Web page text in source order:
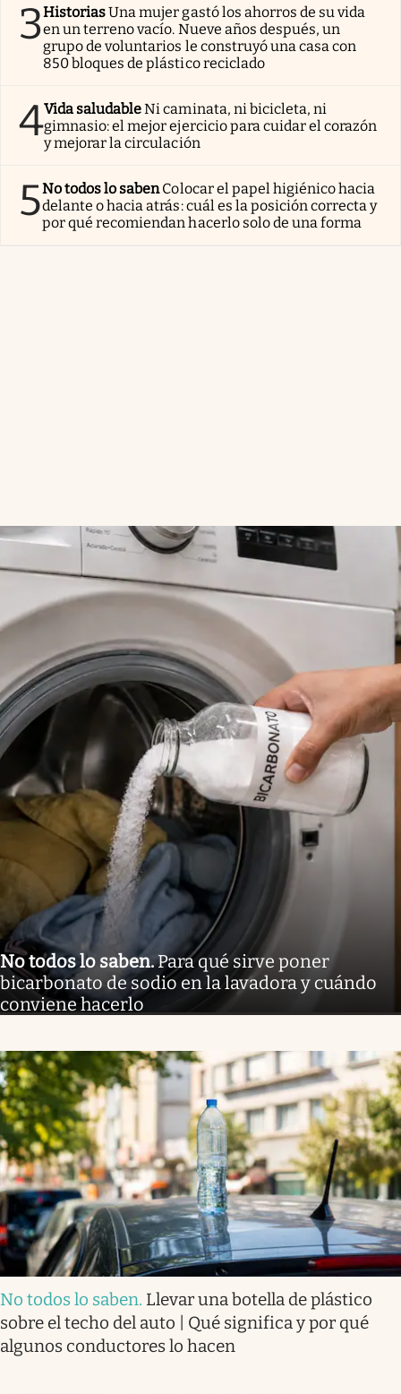
3HistoriasUna mujer gastó los ahorros de su vida
en un terreno vacío. Nueve años después, un
grupo de voluntarios le construyó una casa con
850 bloques de plástico reciclado
4Vida saludableNi caminata, ni bicicleta, ni
gimnasio: el mejor ejercicio para cuidar el corazón
y mejorar la circulación
5No todos lo sabenColocar el papel higiénico hacia
delante o hacia atrás: cuál es la posición correcta y
por qué recomiendan hacerlo solo de una forma
No todos lo saben.Para qué sirve poner
bicarbonato de sodio en la lavadora y cuándo
conviene hacerlo
No todos lo saben. Llevar una botella de plástico
sobre el techo del auto | Qué significa y por qué
algunos conductores lo hacen